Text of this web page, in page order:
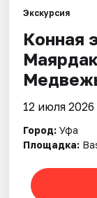
Площадки
Артисты
Рейтинги
Экскурсия
Конная
12 июля 2026
Город: Уфа
Площадка: